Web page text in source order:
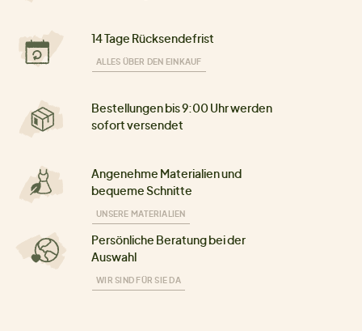
14 Tage Rücksendefrist
ALLES ÜBER DEN EINKAUF
Bestellungen bis 9:00 Uhr werden
sofort versendet
Angenehme Materialien und
bequeme Schnitte
UNSERE MATERIALIEN
Persönliche Beratung bei der
Auswahl
WIR SIND FÜR SIE DA